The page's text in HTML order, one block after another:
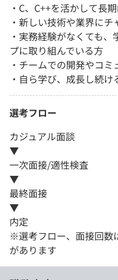
・C、C++を活かして長
・新しい技術や業界に
・実務経験がなくても
プに取り組んでいる方
・チームでの開発やコ
・自ら学び、成長し続
選考フロー
カジュアル面談
▼
一次面接/適性検査
▼
最終面接
▼
内定
※選考フロー、面接回数
があります